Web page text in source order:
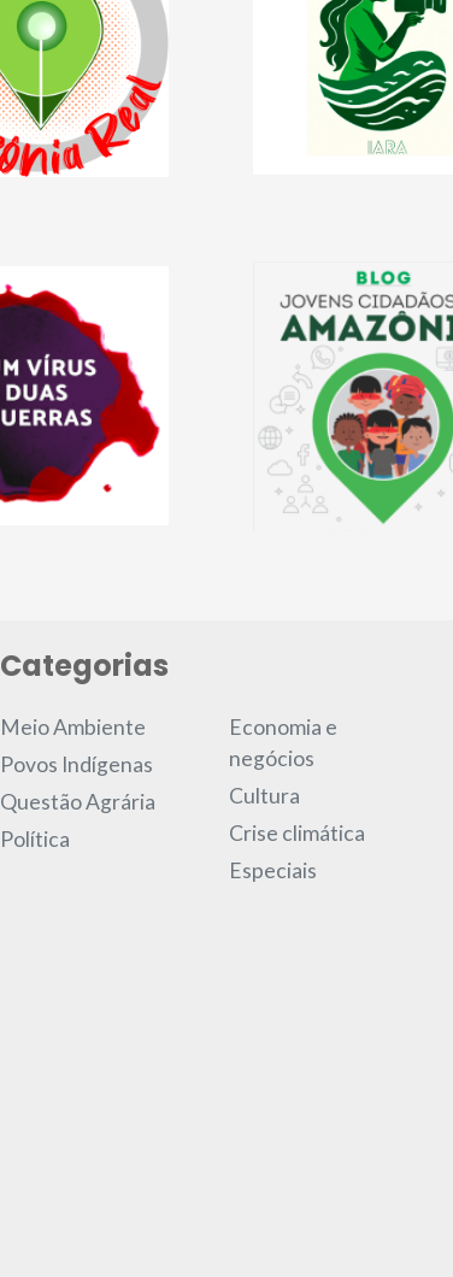
Categorias
Meio Ambiente
Povos Indígenas
Questão Agrária
Política
Economia e
negócios
Cultura
Crise climática
Especiais